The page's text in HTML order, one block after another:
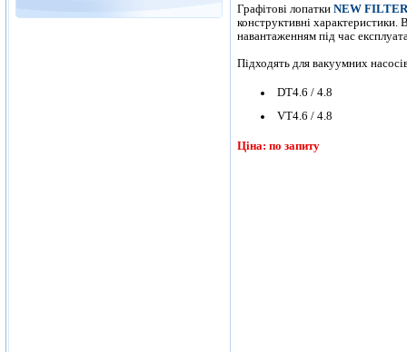
Графітові лопатки NEW FILTER
конструктивні
навантаженням під час
Підходять для вакуумних
DT4.6 / 4.8
VT4.6 / 4.8
Ціна: по запиту